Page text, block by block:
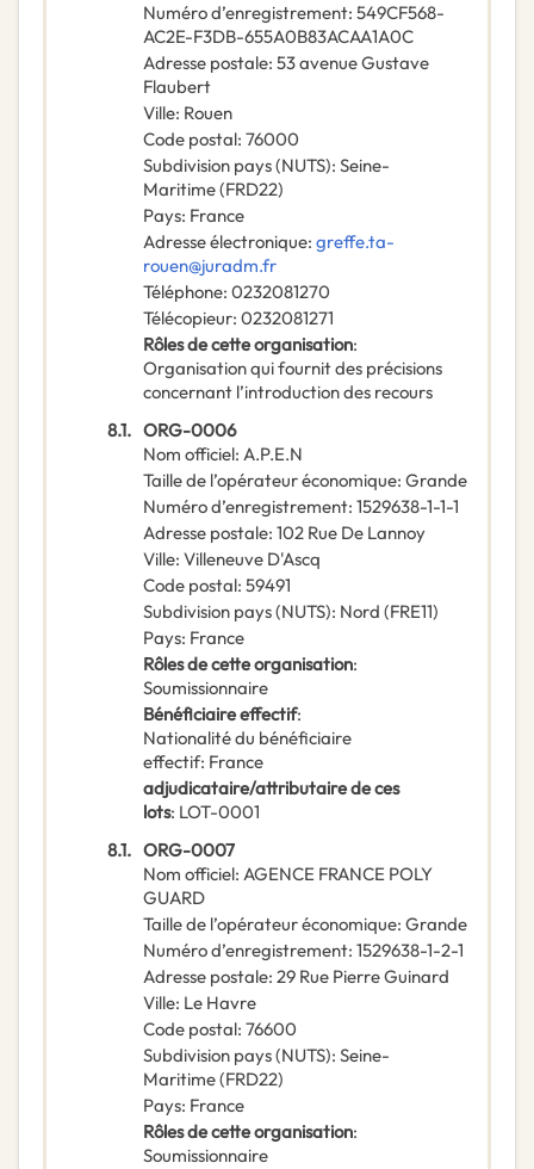
Numéro d’enregistrement: 549CF568-
AC2E-F3DB-655A0B83ACAA1A0C
Adresse postale: 53 avenue Gustave
Flaubert
Ville: Rouen
Code postal: 76000
Subdivision pays (NUTS): Seine-
Maritime(FRD22)
Pays: France
Adresse électronique: greffe.ta-
rouen@juradm.fr
Téléphone: 0232081270
Télécopieur: 0232081271
Rôles de cette organisation:
Organisation qui fournit des précisions
concernant l’introduction des recours
8.1. ORG-0006
Nom officiel: A.P.E.N
Taille de l’opérateur économique: Grande
Numéro d’enregistrement: 1529638-1-1-1
Adresse postale: 102 Rue De Lannoy
Ville: Villeneuve D'Ascq
Code postal: 59491
Subdivision pays (NUTS): Nord (FRE11)
Pays: France
Rôles de cette organisation:
Soumissionnaire
Bénéficiaire effectif:
Nationalité du bénéficiaire
effectif: France
adjudicataire/attributaire de ces
lots: LOT-0001
8.1. ORG-0007
Nom officiel: AGENCE FRANCE POLY
GUARD
Taille de l’opérateur économique: Grande
Numéro d’enregistrement: 1529638-1-2-1
Adresse postale: 29 Rue Pierre Guinard
Ville: Le Havre
Code postal: 76600
Subdivision pays (NUTS): Seine-
Maritime(FRD22)
Pays: France
Rôles de cette organisation:
Soumissionnaire